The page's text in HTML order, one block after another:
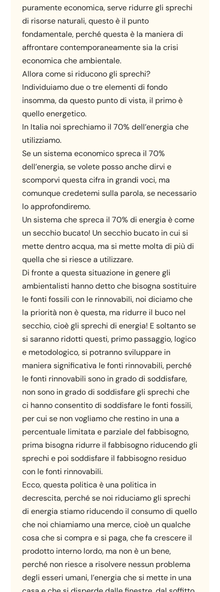
puramente economica, serve ridurre gli sprechi
di risorse naturali, questo è il punto
fondamentale, perché questa è la maniera di
affrontare contemporaneamente sia la crisi
economica che ambientale.
Allora come si riducono gli sprechi?
Individuiamo due o tre elementi di fondo
insomma, da questo punto di vista, il primo è
quello energetico.
In Italia noi sprechiamo il 70% dell’energia che
utilizziamo.
Se un sistema economico spreca il 70%
dell’energia, se volete posso anche dirvi e
scomporvi questa cifra in grandi voci, ma
comunque credetemi sulla parola, se necessario
lo approfondiremo.
Un sistema che spreca il 70% di energia è come
un secchio bucato! Un secchio bucato in cui si
mette dentro acqua, ma si mette molta di più di
quella che si riesce a utilizzare.
Di fronte a questa situazione in genere gli
ambientalisti hanno detto che bisogna sostituire
le fonti fossili con le rinnovabili, noi diciamo che
la priorità non è questa, ma ridurre il buco nel
secchio, cioè gli sprechi di energia! E soltanto se
si saranno ridotti questi, primo passaggio, logico
e metodologico, si potranno sviluppare in
maniera significativa le fonti rinnovabili, perché
le fonti rinnovabili sono in grado di soddisfare,
non sono in grado di soddisfare gli sprechi che
ci hanno consentito di soddisfare le fonti fossili,
per cui se non vogliamo che restino in una a
percentuale limitata e parziale del fabbisogno,
prima bisogna ridurre il fabbisogno riducendo gli
sprechi e poi soddisfare il fabbisogno residuo
con le fonti rinnovabili.
Ecco, questa politica è una politica in
decrescita, perché se noi riduciamo gli sprechi
di energia stiamo riducendo il consumo di quello
che noi chiamiamo una merce, cioè un qualche
cosa che si compra e si paga, che fa crescere il
prodotto interno lordo, ma non è un bene,
perché non riesce a risolvere nessun problema
degli esseri umani, l’energia che si mette in una